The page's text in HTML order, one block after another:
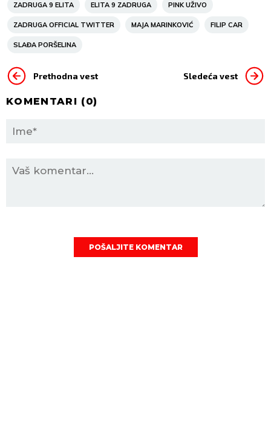
ZADRUGA 9 ELITA ELITA 9 ZADRUGA PINK UŽIVO
ZADRUGA OFFICIAL TWITTER MAJA MARINKOVIĆ FILIP CAR
SLAĐA PORŠELINA
Prethodna vest Sledeća vest
KOMENTARI (0)
POŠALJITE KOMENTAR